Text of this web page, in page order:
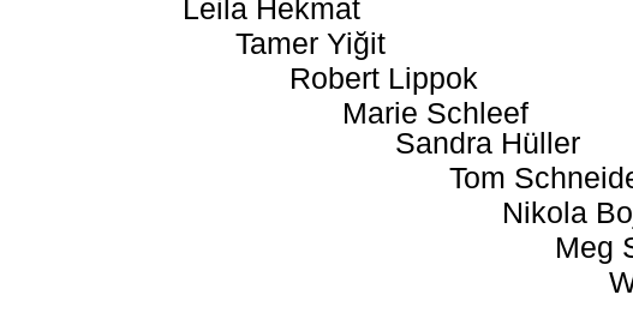
Leila Hekmat
Tamer Yiğit
Robert Lippok
Marie Schleef
Sandra Hüller
Tom
Nikola
Meg